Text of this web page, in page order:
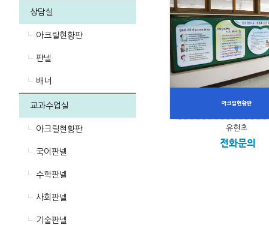
상담실
아크릴현황판
판넬
배너
교과수업실
아크릴현황판
국어판넬
수학판넬
사회판넬
기술판넬
유현초
전화문의